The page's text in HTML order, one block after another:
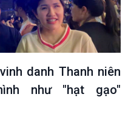
Góc nhìn VOV1
danh Thanh niên
như "hạt gạo"